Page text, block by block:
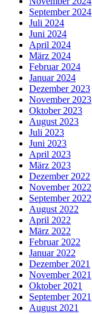
September 2024
Juli 2024
Juni 2024
April 2024
März 2024
Februar 2024
Januar 2024
Dezember 2023
November 2023
Oktober 2023
August 2023
Juli 2023
Juni 2023
April 2023
März 2023
Dezember 2022
November 2022
September 2022
August 2022
April 2022
März 2022
Februar 2022
Januar 2022
Dezember 2021
November 2021
Oktober 2021
September 2021
August 2021